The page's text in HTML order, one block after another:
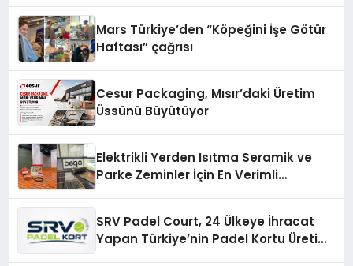
Mars Türkiye’den “Köpeğini İşe Götür
Haftası” çağrısı
Cesur Packaging, Mısır’daki Üretim
Üssünü Büyütüyor
Elektrikli Yerden Isıtma Seramik ve
Parke Zeminler İçin En Verimli
SRV Padel Court, 24 Ülkeye İhracat
Yapan Türkiye’nin Padel Kortu Üretim